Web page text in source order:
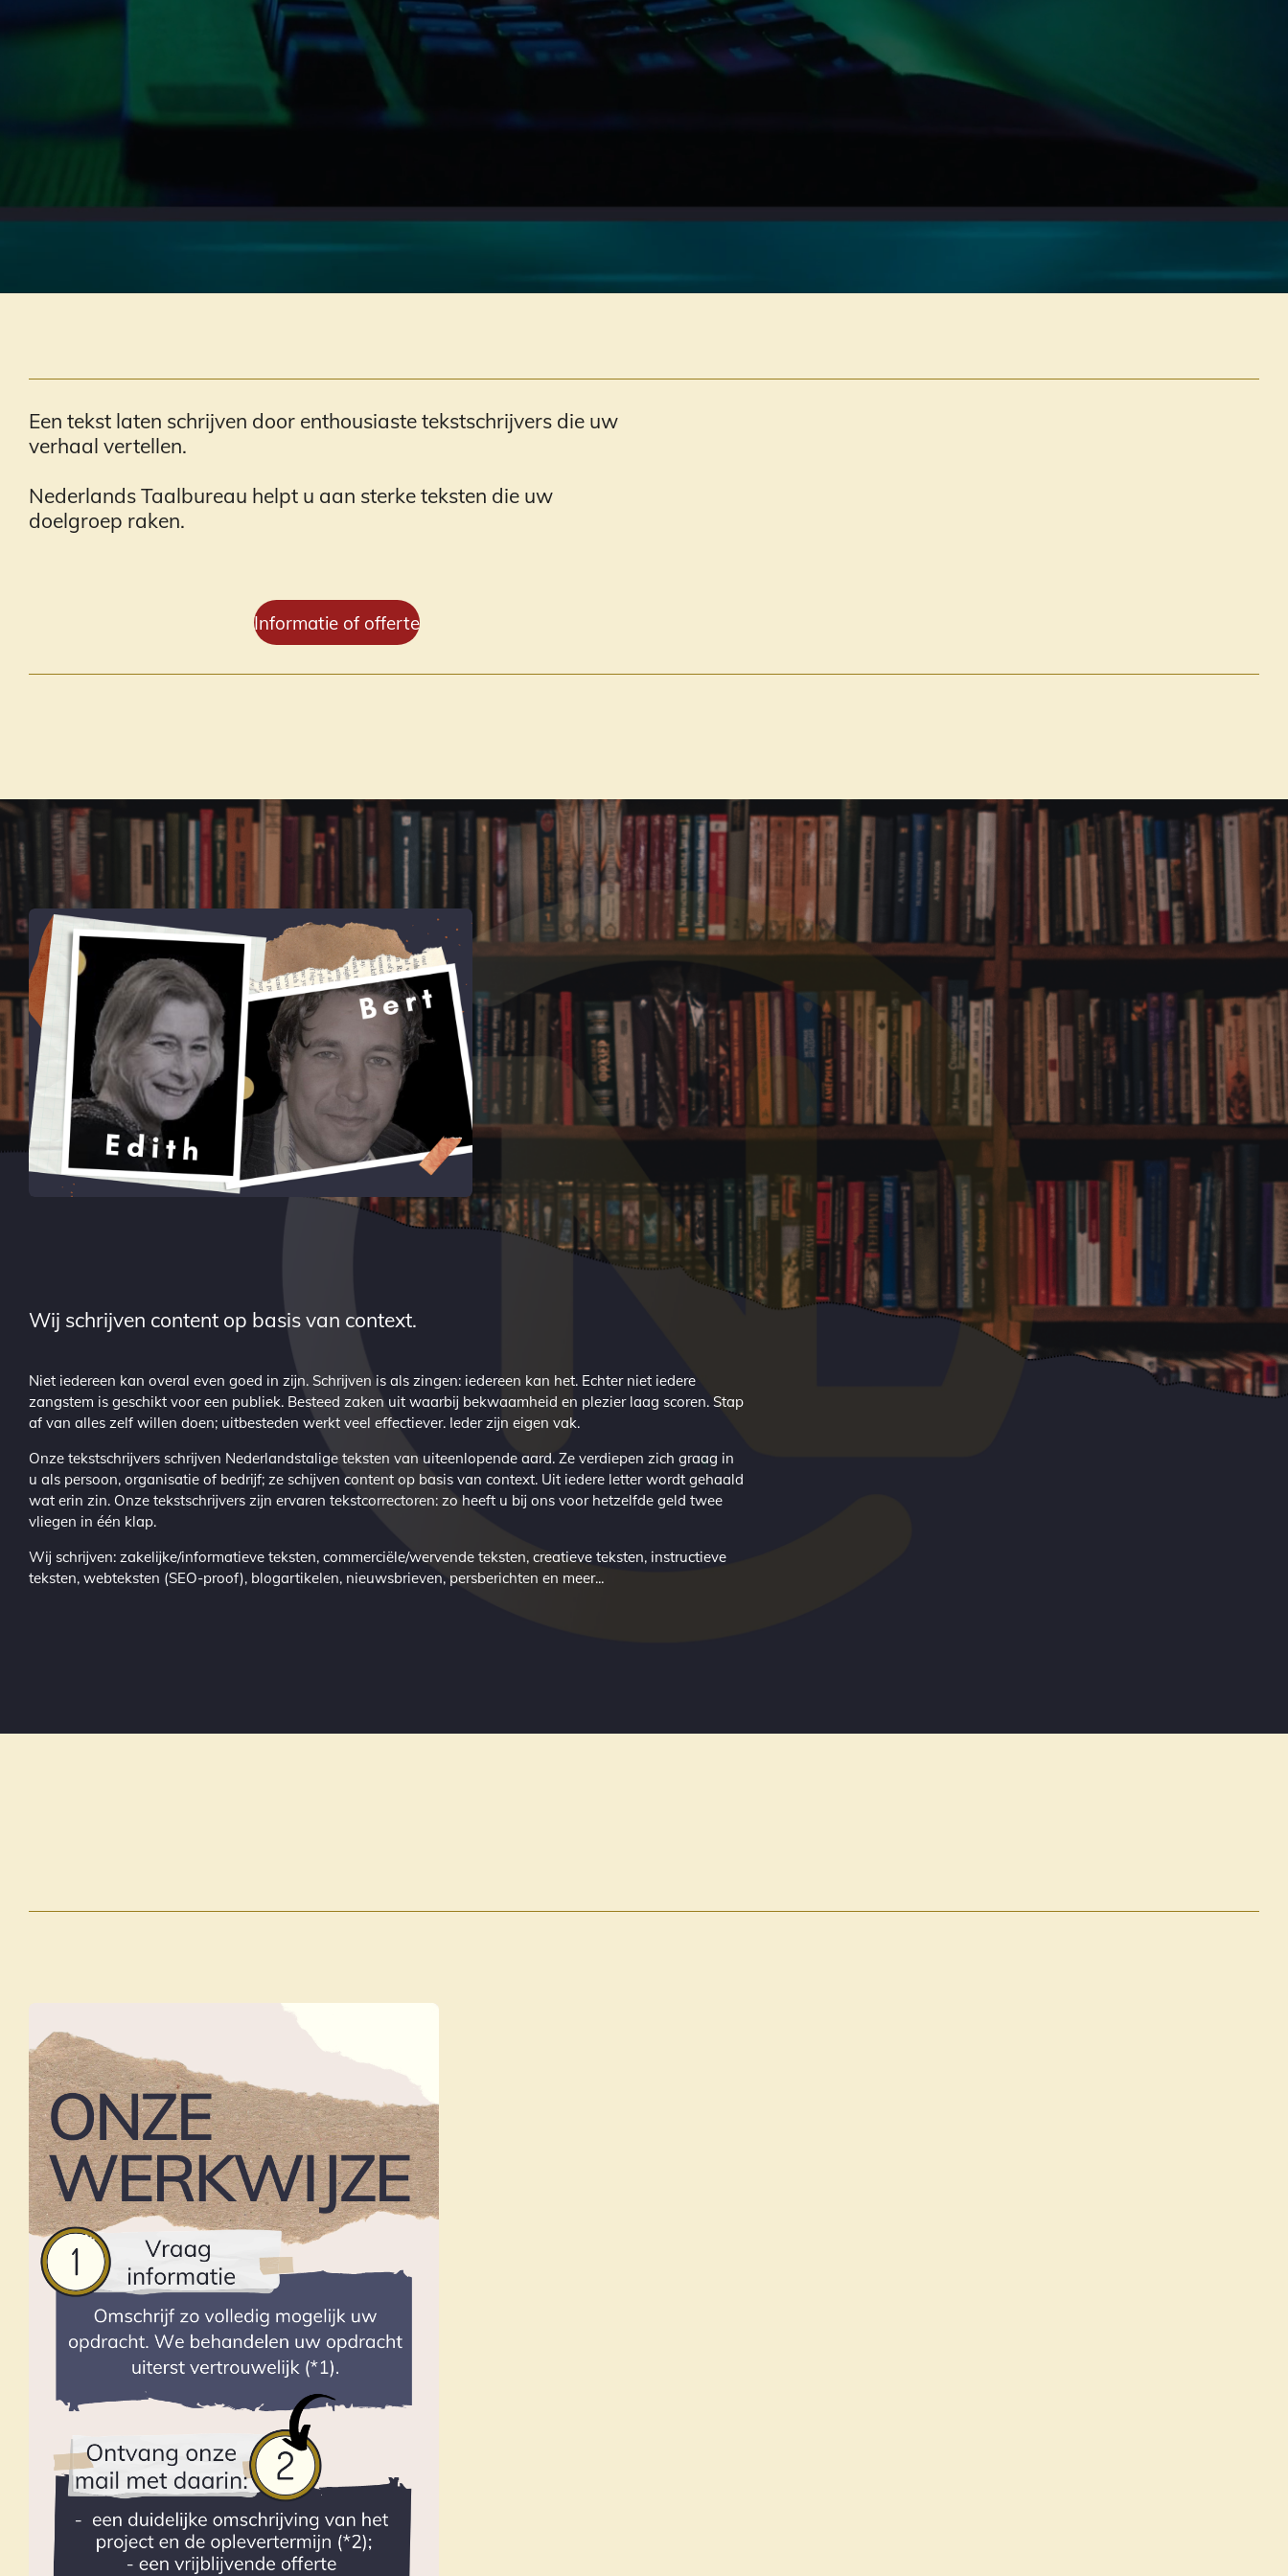
Een tekst laten schrijven door enthousiaste tekstschrijvers die uw
verhaal vertellen.
Nederlands Taalbureau helpt u aan sterke teksten die uw
doelgroep raken.
Informatie of offerte
Wij schrijven content op basis van context.
Niet iedereen kan overal even goed in zijn. Schrijven is als zingen: iedereen kan het. Echter niet iedere
zangstem is geschikt voor een publiek. Besteed zaken uit waarbij bekwaamheid en plezier laag scoren. Stap
af van alles zelf willen doen; uitbesteden werkt veel effectiever. Ieder zijn eigen vak.
Onze tekstschrijvers schrijven Nederlandstalige teksten van uiteenlopende aard. Ze verdiepen zich graag in
u als persoon, organisatie of bedrijf; ze schijven content op basis van context. Uit iedere letter wordt gehaald
wat erin zin. Onze tekstschrijvers zijn ervaren tekstcorrectoren: zo heeft u bij ons voor hetzelfde geld twee
vliegen in één klap.
Wij schrijven: zakelijke/informatieve teksten, commerciële/wervende teksten, creatieve teksten, instructieve
teksten, webteksten (SEO-proof), blogartikelen, nieuwsbrieven, persberichten en meer...